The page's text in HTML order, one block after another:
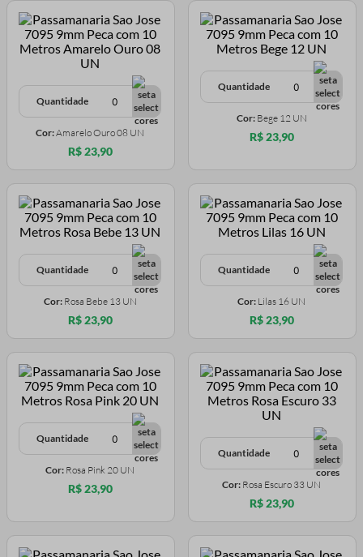
Quantidade
Cor:Amarelo Ouro 08 UN
R$ 23,90
Quantidade
Cor: Bege 12 UN
R$ 23,90
Quantidade
Cor: Rosa Bebe 13 UN
R$ 23,90
Quantidade
Cor: Lilas 16 UN
R$ 23,90
Quantidade
Cor: Rosa Pink 20 UN
R$ 23,90
Quantidade
Cor: Rosa Escuro 33 UN
R$ 23,90